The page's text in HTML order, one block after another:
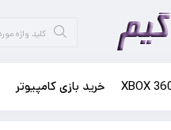
خرید بازی کامپیوتر